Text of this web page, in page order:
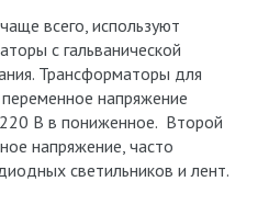
всего, используют
с гальванической
Трансформаторы для
напряжение
В в пониженное. Второй
напряжение, часто
светильников и лент.